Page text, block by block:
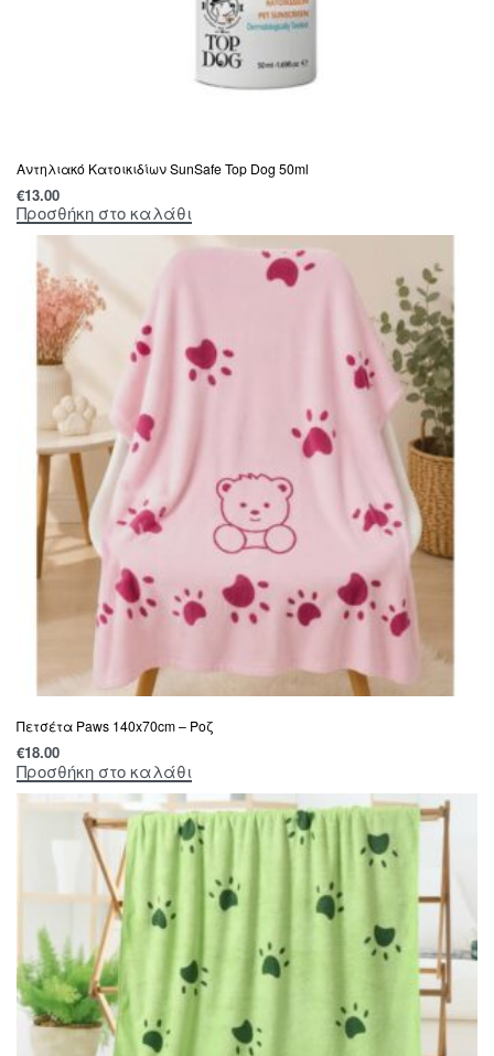
Αντηλιακό Κατοικιδίων SunSafe Top Dog 50ml
€13.00
Προσθήκη στο καλάθι
Πετσέτα Paws 140x70cm – Ροζ
€18.00
Προσθήκη στο καλάθι